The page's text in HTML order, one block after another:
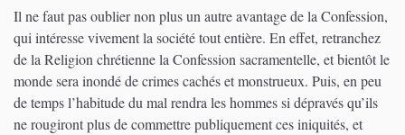
Il ne faut pas oublier non plus un autre avantage de la Confession,
qui intéresse vivement la société tout entière. En effet, retranchez
de la Religion chrétienne la Confession sacramentelle, et bientôt le
monde sera inondé de crimes cachés et monstrueux. Puis, en peu
de temps l’habitude du mal rendra les hommes si dépravés qu’ils
ne rougiront plus de commettre publiquement ces iniquités, et